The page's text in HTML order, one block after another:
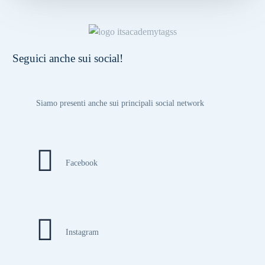
Seguici anche sui social!
Siamo presenti anche sui principali social network
Facebook
Instagram